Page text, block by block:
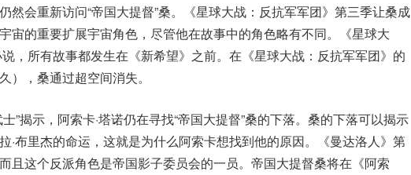
然会重新访问“帝国大提督”桑。《星球大战：反抗军军团》第三季让桑成
宙的重要扩展宇宙角色，尽管他在故事中的角色略有不同。《星球大
，所有故事都发生在《新希望》之前。在《星球大战：反抗军军团》的
），桑通过超空间消失。
”揭示，阿索卡·塔诺仍在寻找“帝国大提督”桑的下落。桑的下落可以揭示
·布里杰的命运，这就是为什么阿索卡想找到他的原因。《曼达洛人》第
且这个反派角色是帝国影子委员会的一员。帝国大提督桑将在《阿索